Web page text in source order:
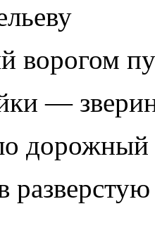
ворогом
—